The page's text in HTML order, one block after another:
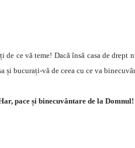
de ce vă teme! Dacă însă casa de
și bucurați-vă de ceea cu ce va
pace și binecuvântare de la Domnul!